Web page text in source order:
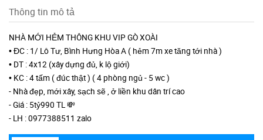
Thông tin mô tả
NHÀ MỚI HẺM THÔNG KHU VIP GÒ XOÀI
• ĐC : 1/ Lô Tư, Bình Hưng Hòa A ( hẻm 7m xe tăng tới nhà )
• DT : 4x12 (xây dựng đủ, k lộ giới)
• KC : 4 tấm ( đúc thật ) ( 4 phòng ngủ - 5 wc )
- Nhà đẹp, mới xây, sạch sẽ , ở liền khu dân trí cao
- Giá : 5tỷ990 TL 💸
- LH : 0977388511 zalo